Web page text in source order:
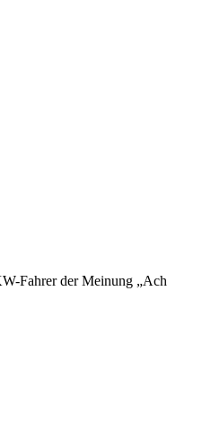
Fahrer der Meinung „Ach